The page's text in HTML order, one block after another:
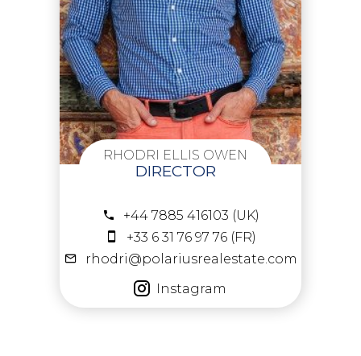
RHODRI ELLIS OWEN
DIRECTOR
+44 7885 416103 (UK)
+33 6 31 76 97 76 (FR)
rhodri@polariusrealestate.com
Instagram